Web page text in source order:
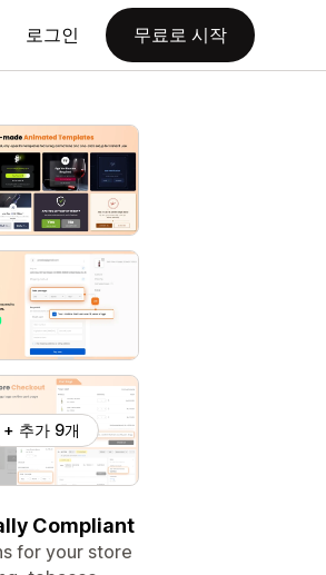
로그인 무료로 시작
+ 추가 9개
Compliant
for your store